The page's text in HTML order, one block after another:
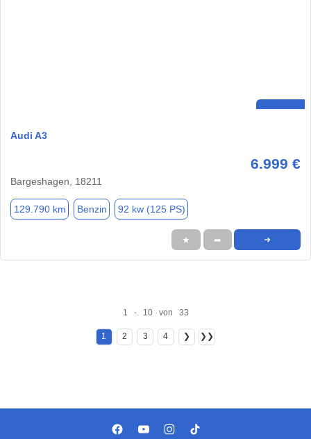
Audi A3
6.999 €
Bargeshagen, 18211
129.790 km Benzin 92 kw (125 PS)
★ ➦ ➜
1 - 10 von 33
1 2 3 4 ❯ ❯❯